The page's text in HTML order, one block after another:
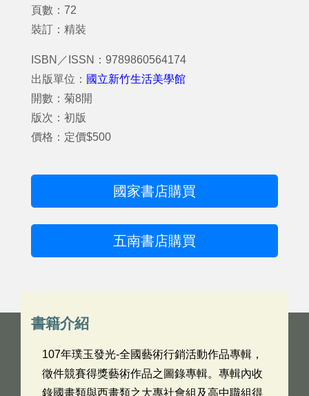
頁數：72
裝訂：精裝
ISBN／ISSN：9789860564174
出版單位： 國立新竹生活美學館
開數：菊8開
版次：初版
價格：定價$500
國家書店購買
五南書店購買
書籍介紹
107年璞玉發光-全國藝術行銷活動作品專輯，
徵件競賽得獎藝術作品之圖錄專輯。專輯內收
錄國畫類與西畫類之大專社會組及高中職組得